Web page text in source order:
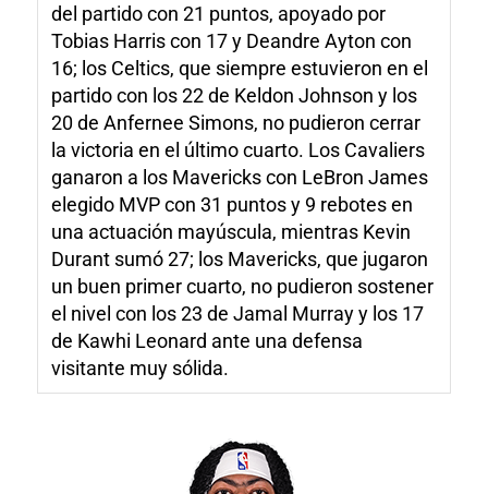
del partido con 21 puntos, apoyado por
Tobias Harris con 17 y Deandre Ayton con
16; los Celtics, que siempre estuvieron en el
partido con los 22 de Keldon Johnson y los
20 de Anfernee Simons, no pudieron cerrar
la victoria en el último cuarto. Los Cavaliers
ganaron a los Mavericks con LeBron James
elegido MVP con 31 puntos y 9 rebotes en
una actuación mayúscula, mientras Kevin
Durant sumó 27; los Mavericks, que jugaron
un buen primer cuarto, no pudieron sostener
el nivel con los 23 de Jamal Murray y los 17
de Kawhi Leonard ante una defensa
visitante muy sólida.